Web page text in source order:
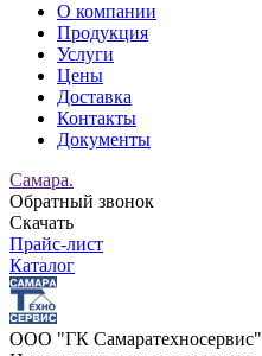
О компании
Продукция
Услуги
Цены
Доставка
Контакты
Документы
Самара.
Обратный звонок
Скачать
Прайс-лист
Каталог
ООО "ГК Самаратехносервис"